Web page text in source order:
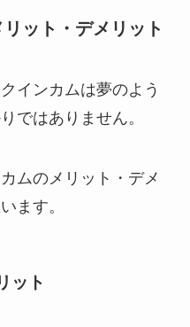
ット・デメリット
インカムは夢のよう
ではありません。
ムのメリット・デメ
ます。
ット